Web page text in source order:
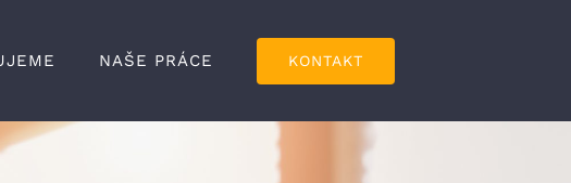
NAŠE PRÁCE KONTAKT